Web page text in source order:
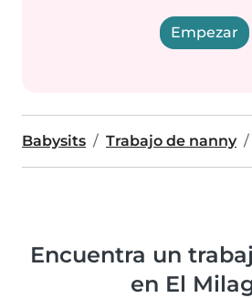
Empezar
Babysits Trabajo de nanny
Encuentra un
en El